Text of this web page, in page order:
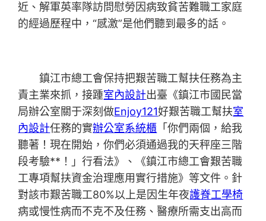
近、解軍英率隊訪問慰勞因病致貧苦難職工家庭
的經過歷程中，“感激”是他們聽到最多的話。
鎮江市總工會保持把艱苦職工幫扶任務為主
責主業來抓，接踵室內設計出臺《鎮江市國民當
局辦公室關于深刻做Enjoy121好艱苦職工幫扶室
內設計任務的實辦公室系統櫃 「你們兩個，給我
聽著！現在開始，你們必須通過我的天秤座三階
段考驗**！」行看法》、《鎮江市總工會艱苦職
工專項幫扶資金治理應用實行措施》等文件。針
對該市艱苦職工80%以上是因生年夜護脊工學椅
病或慢性病而不克不及任務、醫療所需支出高而